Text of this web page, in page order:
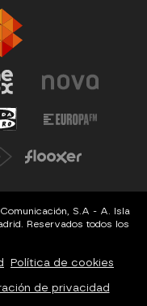
S.A - A. Isla
Reservados todos los
Política de cookies
de privacidad